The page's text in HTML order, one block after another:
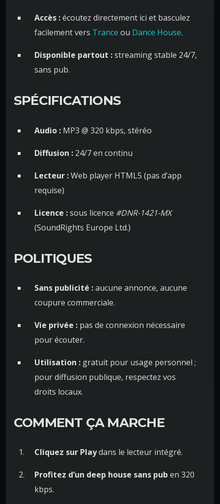
Accès :écoutez directement ici et basculez
facilement vers Trance ou Dance House.
Disponible partout :streaming stable 24/7,
sans pub.
SPÉCIFICATIONS
Audio : MP3 @ 320 kbps, stéréo
Diffusion : 24/7 en continu
Lecteur :Web player HTML5 (pas d’app
requise)
Licence :sous licence #DNR-1421-MX
(SoundRights Europe Ltd.)
POLITIQUES
Sans publicité :aucune annonce, aucune
coupure commerciale.
Vie privée : pas de connexion nécessaire
pour écouter.
Utilisation : gratuit pour usage personnel ;
pour diffusion publique, respectez vos
droits locaux.
COMMENT ÇA MARCHE
Cliquez sur Playdans le lecteur intégré.
Profitez d’un deep house sans pub en 320
kbps.